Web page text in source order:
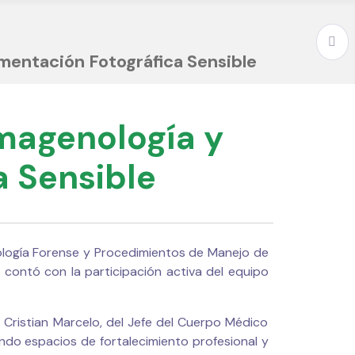
Fotográfica Sensible
y
Sensible
Forense y Procedimientos de Manejo de
contó con la participación activa del equipo
Marcelo, del Jefe del Cuerpo Médico
espacios de fortalecimiento profesional y